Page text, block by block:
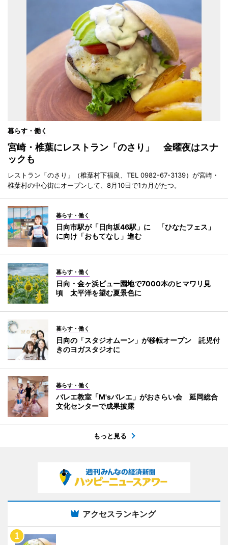
暮らす・働く
宮崎・椎葉にレストラン「のさり」 金曜夜はスナ
ックも
レストラン「のさり」（椎葉村下福良、TEL 0982-67-3139）が宮崎・
椎葉村の中心街にオープンして、8月10日で1カ月がたつ。
暮らす・働く
日向市駅が「日向坂46駅」に 「ひなたフェス」
に向け「おもてなし」進む
暮らす・働く
日向・金ヶ浜ビュー園地で7000本のヒマワリ見
頃 太平洋を望む夏景色に
暮らす・働く
日向の「スタジオムーン」が移転オープン 託児付
きのヨガスタジオに
暮らす・働く
バレエ教室「M'sバレエ」がおさらい会 延岡総合
文化センターで成果披露
もっと見る
アクセスランキング